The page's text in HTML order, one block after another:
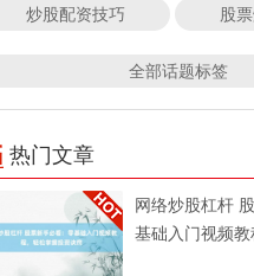
炒股配资技巧 股
全部话题标签
热门文章
网络炒股杠杆
基础入门视频